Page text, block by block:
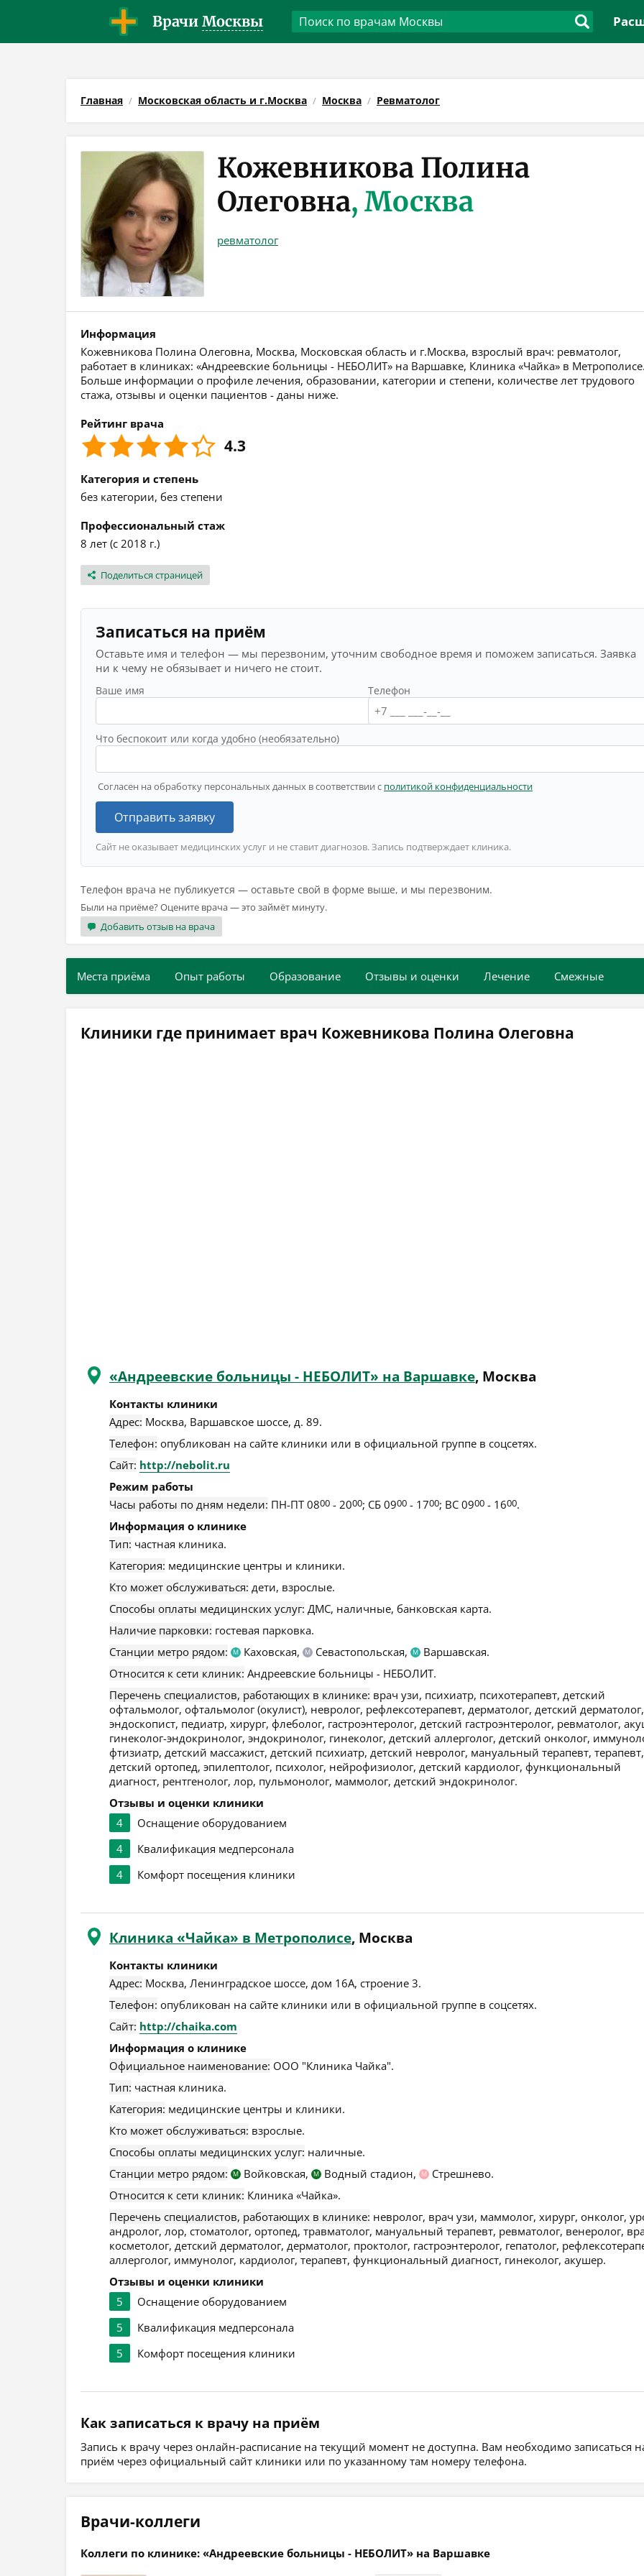
Врачи Москвы
Главная Московская область и г.Москва Москва Ревматолог
Кожевникова Полина
Олеговна, Москва
ревматолог
Информация
Кожевникова Полина Олеговна, Москва, Московская область и г.Москва, взрослый врач: ревматолог,
работает в клиниках: «Андреевские больницы - НЕБОЛИТ» на Варшавке, Клиника «Чайка» в
Больше информации о профиле лечения, образовании, категории и степени, количестве лет трудового
стажа, отзывы и оценки пациентов - даны ниже.
Рейтинг врача
4.3
Категория и степень
без категории, без степени
Профессиональный стаж
8 лет (с 2018 г.)
Поделиться страницей
Записаться на приём
Оставьте имя и телефон — мы перезвоним, уточним свободное время и поможем записаться. Заявка
ни к чему не обязывает и ничего не стоит.
Ваше имя Телефон
Что беспокоит или когда удобно (необязательно)
Согласен на обработку персональных данных в соответствии с политикой конфиденциальности
Отправить заявку
Сайт не оказывает медицинских услуг и не ставит диагнозов. Запись подтверждает клиника.
Телефон врача не публикуется — оставьте свой в форме выше, и мы перезвоним.
Были на приёме? Оцените врача — это займёт минуту.
Добавить отзыв на врача
Места приёма Опыт работы Образование Отзывы и оценки Лечение Смежные
Клиники где принимает врач Кожевникова Полина Олеговна
«Андреевские больницы - НЕБОЛИТ» на Варшавке, Москва
Контакты клиники
Адрес: Москва, Варшавское шоссе, д. 89.
Телефон: опубликован на сайте клиники или в официальной группе в соцсетях.
Сайт: http://nebolit.ru
Режим работы
Часы работы по дням недели: ПН-ПТ 0800 - 2000; СБ 0900 - 1700; ВС 0900 - 1600.
Информация о клинике
Тип: частная клиника.
Категория: медицинские центры и клиники.
Кто может обслуживаться: дети, взрослые.
Способы оплаты медицинских услуг: ДМС, наличные, банковская карта.
Наличие парковки: гостевая парковка.
Станции метро рядом:
М Каховская, М Севастопольская, М
Варшавская.
Относится к сети клиник: Андреевские больницы - НЕБОЛИТ.
Перечень специалистов, работающих в клинике: врач узи, психиатр, психотерапевт, детский
офтальмолог, офтальмолог (окулист), невролог, рефлексотерапевт, дерматолог, детский дерматолог,
эндоскопист, педиатр, хирург, флеболог, гастроэнтеролог, детский гастроэнтеролог, ревматолог,
гинеколог-эндокринолог, эндокринолог, гинеколог, детский аллерголог, детский онколог,
фтизиатр, детский массажист, детский психиатр, детский невролог, мануальный терапевт, терапевт,
детский ортопед, эпилептолог, психолог, нейрофизиолог, детский кардиолог, функциональный
диагност, рентгенолог, лор, пульмонолог, маммолог, детский эндокринолог.
Отзывы и оценки клиники
4
Оснащение оборудованием
4
Квалификация медперсонала
4
Комфорт посещения клиники
Клиника «Чайка» в Метрополисе, Москва
Контакты клиники
Адрес: Москва, Ленинградское шоссе, дом 16А, строение 3.
Телефон: опубликован на сайте клиники или в официальной группе в соцсетях.
Сайт: http://chaika.com
Информация о клинике
Официальное наименование: ООО "Клиника Чайка".
Тип: частная клиника.
Категория: медицинские центры и клиники.
Кто может обслуживаться: взрослые.
Способы оплаты медицинских услуг: наличные.
Станции метро рядом:
М Войковская, М Водный стадион, М
Стрешнево.
Относится к сети клиник: Клиника «Чайка».
Перечень специалистов, работающих в клинике: невролог, врач узи, маммолог, хирург, онколог,
андролог, лор, стоматолог, ортопед, травматолог, мануальный терапевт, ревматолог, венеролог,
косметолог, детский дерматолог, дерматолог, проктолог, гастроэнтеролог, гепатолог,
аллерголог, иммунолог, кардиолог, терапевт, функциональный диагност, гинеколог, акушер.
Отзывы и оценки клиники
5
Оснащение оборудованием
5
Квалификация медперсонала
5
Комфорт посещения клиники
Как записаться к врачу на приём
Запись к врачу через онлайн-расписание на текущий момент не доступна. Вам необходимо записаться
приём через официальный сайт клиники или по указанному там номеру телефона.
Врачи-коллеги
Коллеги по клинике: «Андреевские больницы - НЕБОЛИТ» на Варшавке